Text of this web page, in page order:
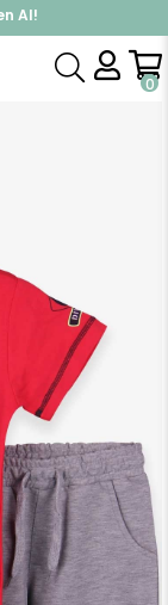
Al!
Üye Ol!
0
Erkek Çocuk Sortlu Takim Baskili Kirmizi (8 Yaş)